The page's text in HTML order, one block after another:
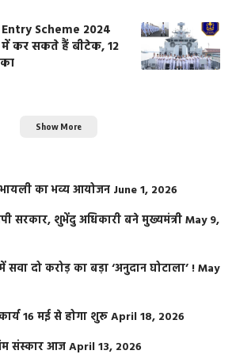
Scheme 2024
कर सकते हैं बीटेक, 12
Show More
का भव्य आयोजन June 1, 2026
सरकार, शुभेंदु अधिकारी बने मुख्यमंत्रीMay 9,
सवा दो करोड़ का बड़ा ‘अनुदान घोटाला’ !May
16 मई से होगा शुरूApril 18, 2026
संस्कार आजApril 13, 2026